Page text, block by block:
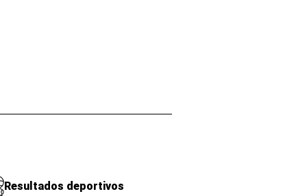
Resultados deportivos